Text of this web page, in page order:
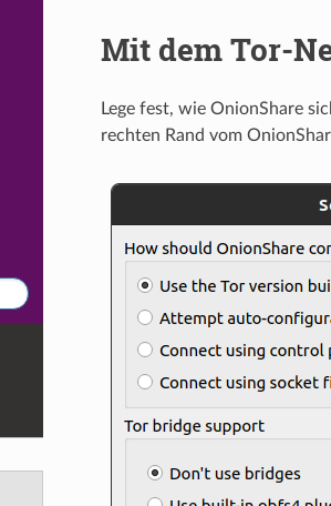
Mit dem Tor-
Lege fest, wie OnionShare
rechten Rand vom